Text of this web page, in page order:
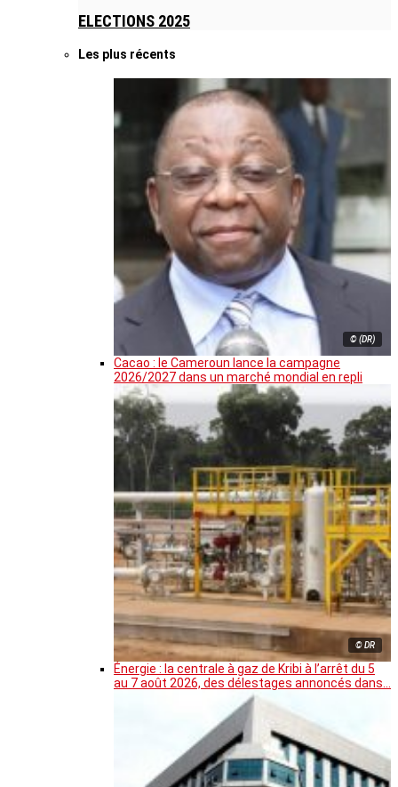
ELECTIONS 2025
Les plus récents
© (DR)
Cacao : le Cameroun lance la campagne
2026/2027 dans un marché mondial en repli
© DR
Énergie : la centrale à gaz de Kribi à l’arrêt du 5
au 7 août 2026, des délestages annoncés dans…